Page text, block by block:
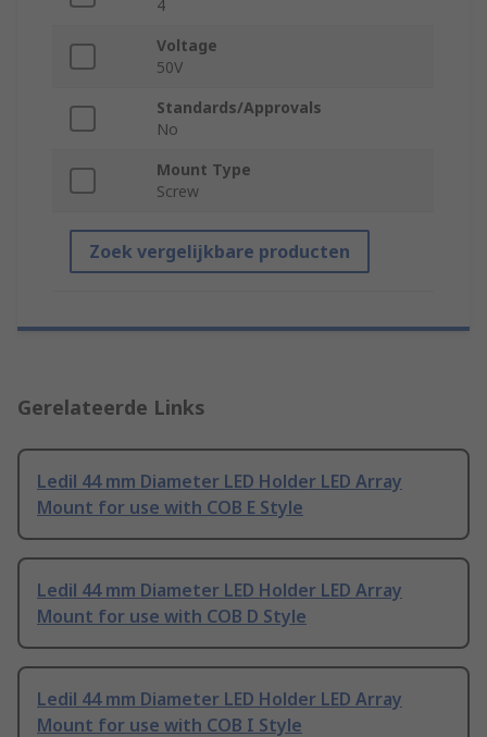
4
Voltage
50V
Standards/Approvals
No
Mount Type
Screw
Zoek vergelijkbare producten
Gerelateerde Links
Ledil 44 mm Diameter LED Holder LED Array
Mount for use with COB E Style
Ledil 44 mm Diameter LED Holder LED Array
Mount for use with COB D Style
Ledil 44 mm Diameter LED Holder LED Array
Mount for use with COB I Style